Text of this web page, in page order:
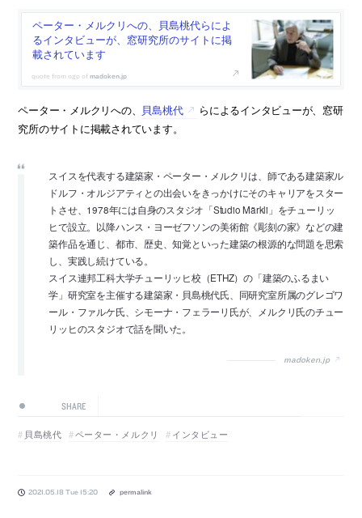
ペーター・メルクリへの、貝島桃代らによ
るインタビューが、窓研究所のサイトに掲
載されています
madoken.jp
ペーター・メルクリへの、 貝島桃代
らによるインタビューが、窓研
究所のサイトに掲載されています。
スイスを代表する建築家・ペーター・メルクリは、師である建築家ル
ドルフ・オルジアティとの出会いをきっかけにそのキャリアをスター
トさせ、1978年には自身のスタジオ「Studio Märkli」をチューリッ
ヒで設立。以降ハンス・ヨーゼフソンの美術館《彫刻の家》などの建
築作品を通じ、都市、歴史、知覚といった建築の根源的な問題を思索
し、実践し続けている。
スイス連邦工科大学チューリッヒ校（ETHZ）の「建築のふるまい
学」研究室を主催する建築家・貝島桃代氏、同研究室所属のグレゴワ
ール・ファルケ氏、シモーナ・フェラーリ氏が、メルクリ氏のチュー
リッヒのスタジオで話を聞いた。
madoken.jp
SHARE
貝島桃代 ペーター・メルクリ インタビュー
2021.05.18 Tue 15:20 permalink